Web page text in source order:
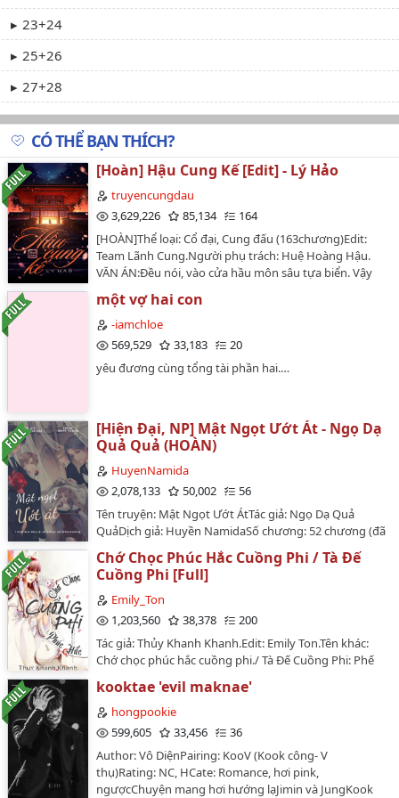
23+24
25+26
27+28
29+30
31+32
33+34
35+36
37+38
39+40
41
48+49
50+51
52
53
54
55
56 (Hoàn Chính Văn)
CÓ THỂ BẠN THÍCH?
[Hoàn] Hậu Cung Kế [Edit] - Lý Hảo
truyencungdau
3,629,226
85,134
164
[HOÀN]Thể loại: Cổ đại, Cung đấu (163chương)Edit:
Team Lãnh Cung.Người phụ trách: Huệ Hoàng Hậu.
VĂN ÁN:Đều nói, vào cửa hầu môn sâu tựa biển. Vậy
a! Người bơi ở trên biển, sao có thể không gặp bão
táp?Để được 'Cập bờ', các nữ nhân trong cung bắt đầu
triển khai đủ loại 'võ nghệ'.Lời editor: Hố mới các nàng
có tìm hiểu và được nghe review là một bộ cung đấu
chưa thấy ai làm nên mình đào hố thoai haha.…
một vợ hai con
-iamchloe
569,529
33,183
20
yêu đương cùng tổng tài phần hai.…
[Hiện Đại, NP] Mật Ngọt Ướt Át - Ngọ Dạ
Quả Quả (HOÀN)
HuyenNamida
2,078,133
50,002
56
Tên truyện: Mật Ngọt Ướt ÁtTác giả: Ngọ Dạ Quả
QuảDịch giả: Huyền NamidaSố chương: 52 chương (đã
hoàn)Tình trạng edit: on-goingVăn Án:Ngày đầu tiên đi
làm đã phải tăng ca đến khuya, liền lọt vào mắt của sắc
ma Tổng giám đốc, bị em trai của sắc ma hôn, về đến
nhà lại còn có một em trai không cùng huyết thống
đang chờ cô...…
Chớ Chọc Phúc Hắc Cuồng Phi / Tà Đế
Cuồng Phi [Full]
Emily_Ton
1,203,560
38,378
200
Tác giả: Thủy Khanh Khanh.Edit: Emily Ton.Tên khác:
Chớ chọc phúc hắc cuồng phi./ Tà Đế Cuồng Phi: Phế
kooktae 'evil maknae'
hongpookie
599,605
33,456
36
Author: Vô DiệnPairing: KooV (Kook công- V
thụ)Rating: NC, HCate: Romance, hơi pink,
ngượcChuyện mang hơi hướng lạJimin và JungKook